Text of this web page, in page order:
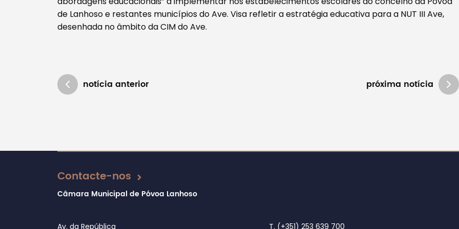
de Lanhoso e restantes municípios do Ave. Visa refletir a estratégia educativa para a NUT III Ave,
desenhada no âmbito da CIM do Ave.
notícia anterior próxima notícia
Atualizado em 29/06/2020
Contacte-nos
Câmara Municipal de Póvoa Lanhoso
Av. da República T. (+351) 253 639 700